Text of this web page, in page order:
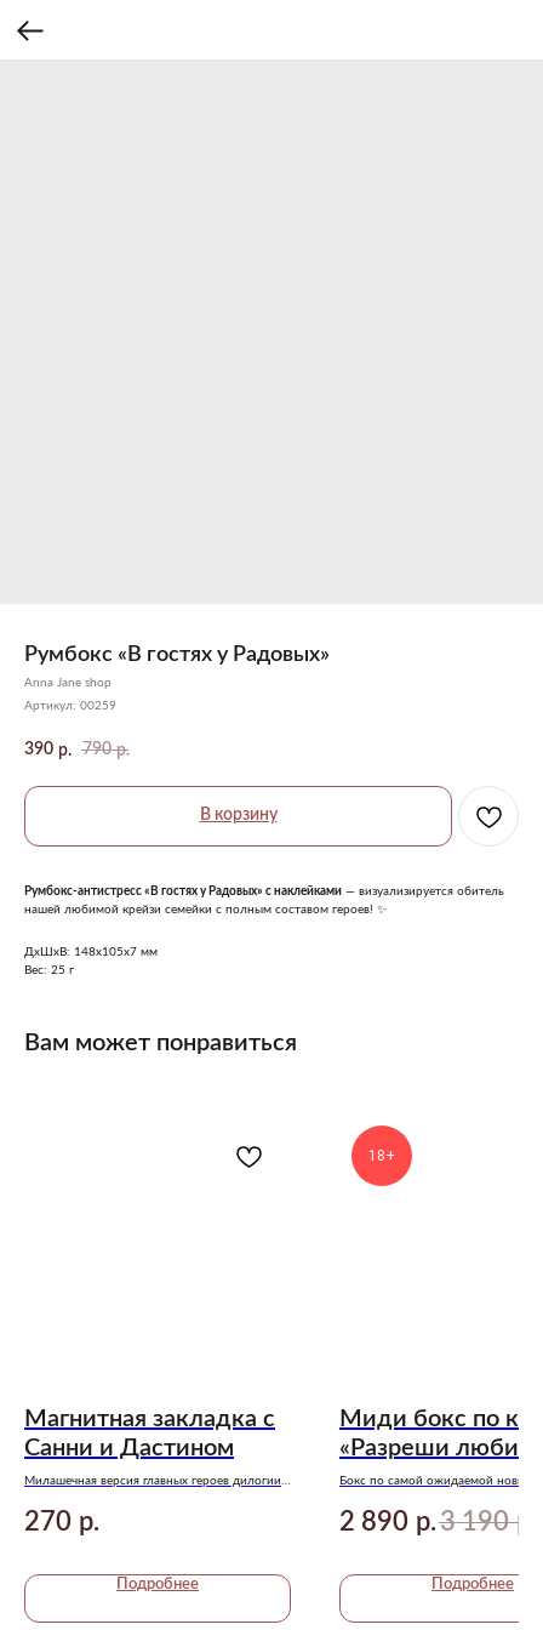
Румбокс «В гостях у Радовых»
Anna Jane shop
Артикул: 00259
390 р. 790 р.
В корзину
Румбокс-антистресс «В гостях у Радовых» с наклейками — визуализируется обитель
нашей любимой крейзи семейки с полным составом героев! ✨
ДxШxВ: 148x105x7 мм
Вес: 25 г
Вам может понравиться
Магнитная закладка с
Санни и Дастином
Милашечная версия главных героев дилогии
270 р.
Подробнее
18+
Миди бокс по
«Разреши
Предзаказ
Бокс по самой ожидаемой
2 890 р.3 190 р.
Подробнее